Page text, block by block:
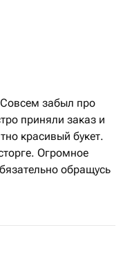
забыл про
приняли заказ и
красивый букет.
Огромное
обращусь